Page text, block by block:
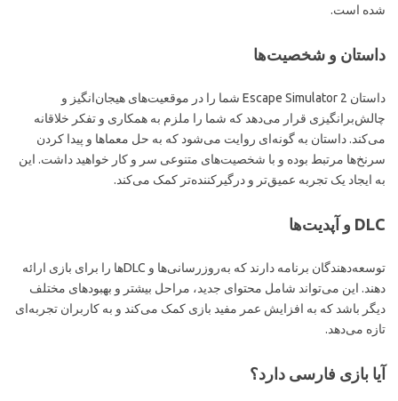
شده است.
داستان و شخصیت‌ها
داستان Escape Simulator 2 شما را در موقعیت‌های هیجان‌انگیز و
چالش‌برانگیزی قرار می‌دهد که شما را ملزم به همکاری و تفکر خلاقانه
می‌کند. داستان به گونه‌ای روایت می‌شود که به حل معماها و پیدا کردن
سرنخ‌ها مرتبط بوده و با شخصیت‌های متنوعی سر و کار خواهید داشت. این
به ایجاد یک تجربه عمیق‌تر و درگیرکننده‌تر کمک می‌کند.
DLC و آپدیت‌ها
توسعه‌دهندگان برنامه دارند که به‌روزرسانی‌ها و DLCها را برای بازی ارائه
دهند. این می‌تواند شامل محتوای جدید، مراحل بیشتر و بهبودهای مختلف
دیگر باشد که به افزایش عمر مفید بازی کمک می‌کند و به کاربران تجربه‌ای
تازه می‌دهد.
آیا بازی فارسی دارد؟